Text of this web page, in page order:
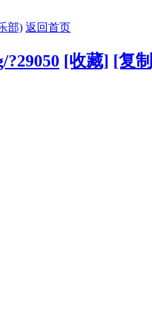
部) 返回首页
[收藏] [复